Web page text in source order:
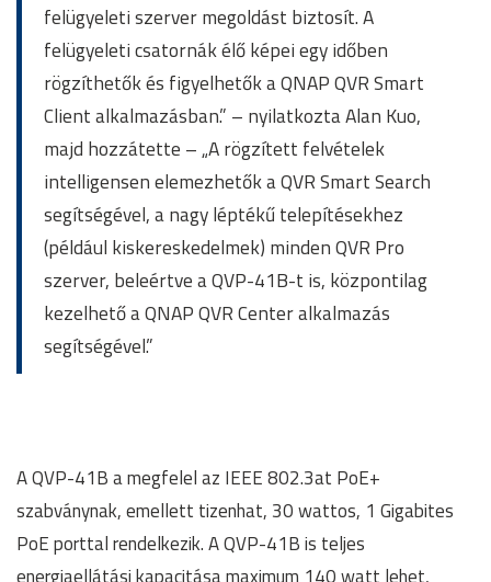
felügyeleti szerver megoldást biztosít. A
felügyeleti csatornák élő képei egy időben
rögzíthetők és figyelhetők a QNAP QVR Smart
Client alkalmazásban.” – nyilatkozta Alan Kuo,
majd hozzátette – „A rögzített felvételek
intelligensen elemezhetők a QVR Smart Search
segítségével, a nagy léptékű telepítésekhez
(például kiskereskedelmek) minden QVR Pro
szerver, beleértve a QVP-41B-t is, központilag
kezelhető a QNAP QVR Center alkalmazás
segítségével.”
A QVP-41B a megfelel az IEEE 802.3at PoE+
szabványnak, emellett tizenhat, 30 wattos, 1 Gigabites
PoE porttal rendelkezik. A QVP-41B is teljes